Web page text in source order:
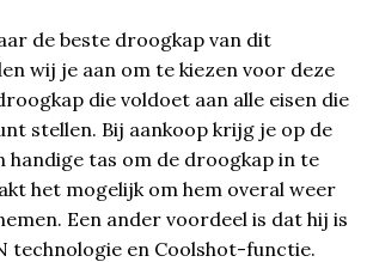
de beste droogkap van dit
wij je aan om te kiezen voor deze
die voldoet aan alle eisen die
stellen. Bij aankoop krijg je op de
handige tas om de droogkap in te
het mogelijk om hem overal weer
Een ander voordeel is dat hij is
technologie en Coolshot-functie.